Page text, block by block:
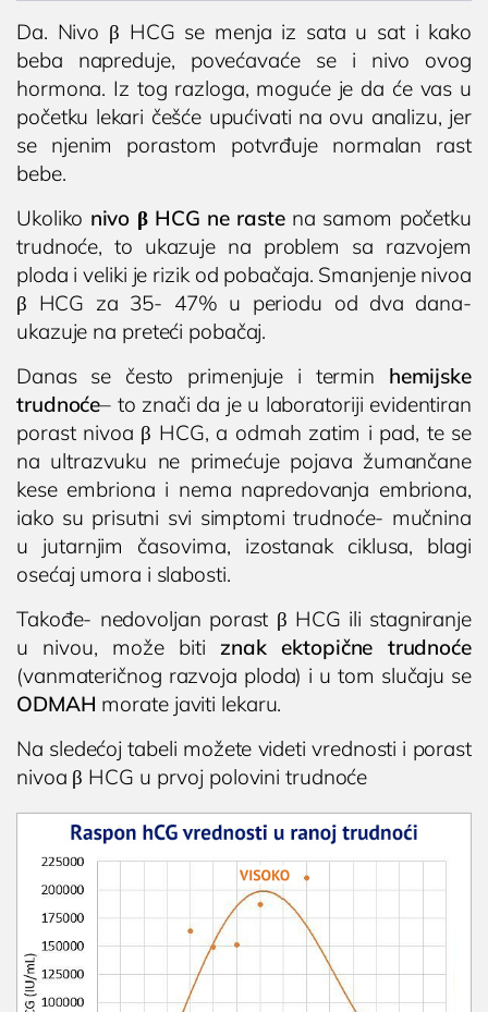
(018) 572-795
Dodirnite za poziv
(061) 63-23-053
(018) 572-795
kontakt@privatnaklinika.rs
Nikoletine Bursaća 8,
Da. Nivo β HCG se menja iz sata u sat i kako
beba napreduje, povećavaće se i nivo ovog
hormona. Iz tog razloga, moguće je da će vas u
početku lekari češće upućivati na ovu analizu, jer
se njenim porastom potvrđuje normalan rast
bebe.
Ukoliko nivo β HCG ne rastena samom početku
trudnoće, to ukazuje na problem sa razvojem
ploda i veliki je rizik od pobačaja. Smanjenje nivoa
β HCG za 35- 47% u periodu od dva dana-
ukazuje na preteći pobačaj.
Danas se često primenjuje i termin hemijske
trudnoće– to znači da je u laboratoriji evidentiran
porast nivoa β HCG, a odmah zatim i pad, te se
na ultrazvuku ne primećuje pojava žumančane
kese embriona i nema napredovanja embriona,
iako su prisutni svi simptomi trudnoće- mučnina
u jutarnjim časovima, izostanak ciklusa, blagi
osećaj umora i slabosti.
Takođe- nedovoljan porast β HCG ili stagniranje
u nivou, može biti znak ektopične trudnoće
(vanmateričnog razvoja ploda) i u tom slučaju se
ODMAH morate javiti lekaru.
Na sledećoj tabeli možete videti vrednosti i porast
nivoa β HCG u prvoj polovini trudnoće